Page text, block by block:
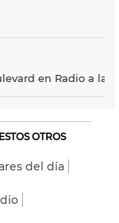
en Radio a la
OTROS
del día